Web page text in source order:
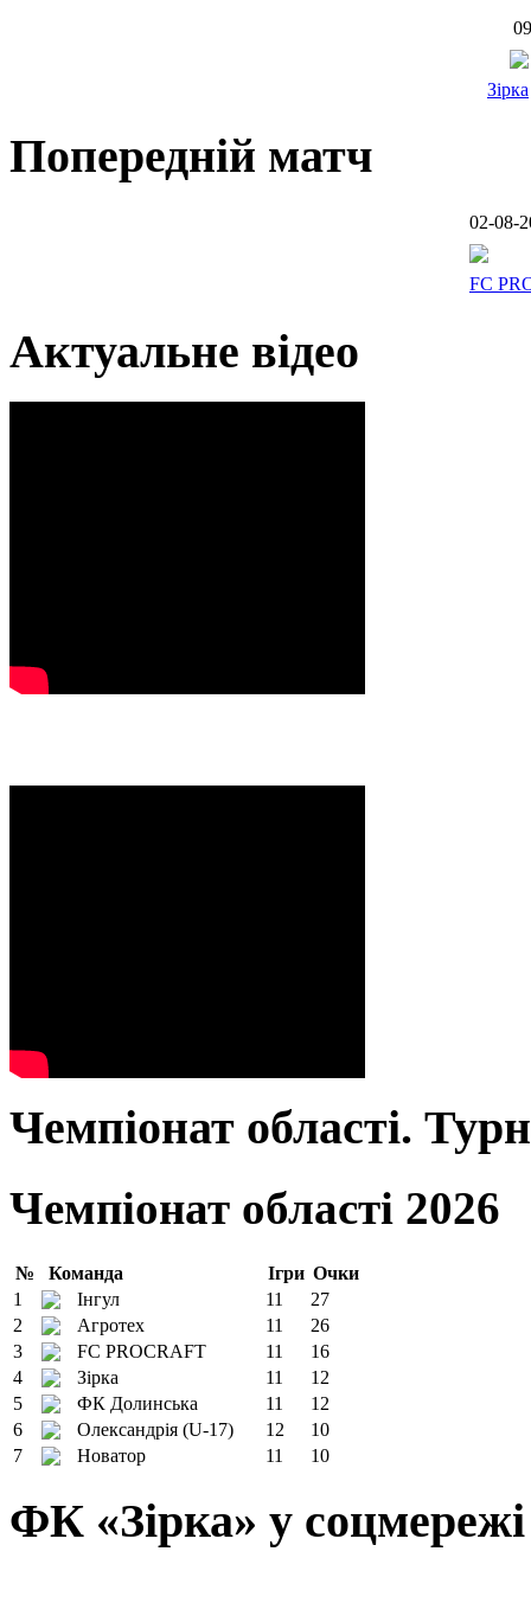
Зірка
Попередній матч
02-08-
FC
Актуальне відео
Чемпіонат області.
Чемпіонат області 2026
№ Команда Ігри Очки
1
Інгул 11
27
2
Агротех 11
26
3
FC PROCRAFT 11
16
4
Зірка 11
12
5
ФК Долинська 11
12
6
Олександрія (U-17) 12
10
7
Новатор 11 10
ФК «Зірка» у